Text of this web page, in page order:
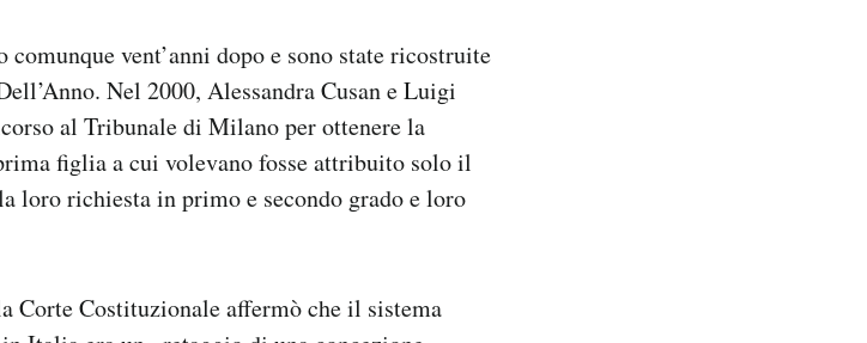
vent’anni dopo e sono state ricostruite
Nel 2000, Alessandra Cusan e Luigi
al Tribunale di Milano per ottenere la
figlia a cui volevano fosse attribuito solo il
loro richiesta in primo e secondo grado e loro
Corte Costituzionale affermò che il sistema